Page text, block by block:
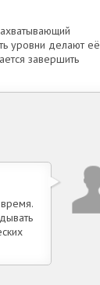
уровни делают её
завершить